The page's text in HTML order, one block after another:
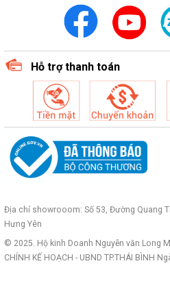
Hỗ trợ thanh toán
Địa chỉ showrooom: Số 53, Đường Quang
Hưng Yên
© 2025. Hộ kinh Doanh Nguyễn văn Long
CHÍNH KẾ HOẠCH - UBND TP.THÁI BÌNH